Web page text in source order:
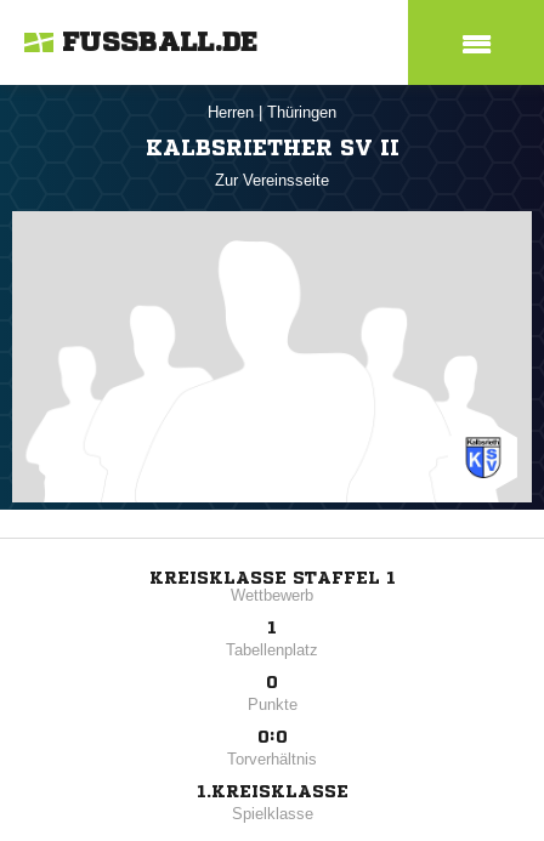
FUSSBALL.DE
Herren Thüringen
KALBSRIETHER SV II
Zur Vereinsseite
KREISKLASSE STAFFEL 1
Wettbewerb
1
Tabellenplatz
0
Punkte
0:0
Torverhältnis
1.KREISKLASSE
Spielklasse